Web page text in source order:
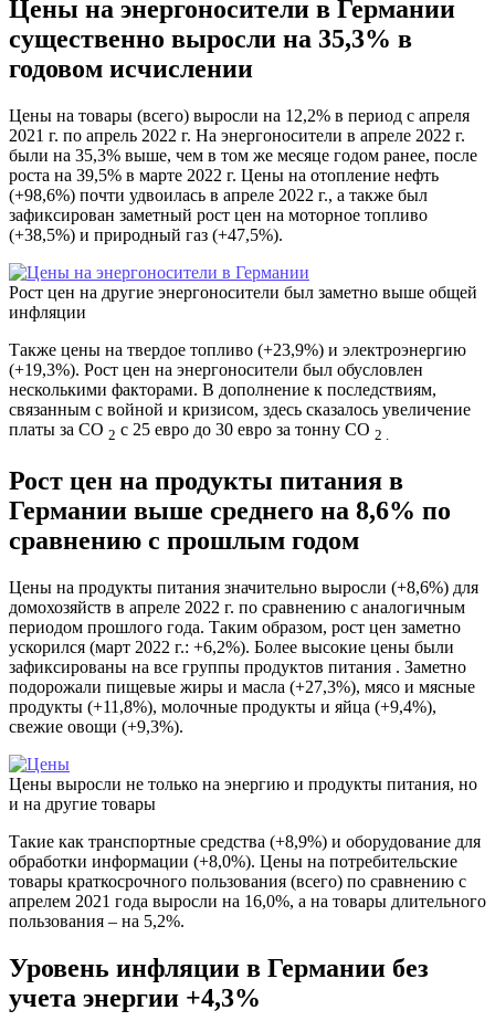
Цены на энергоносители в Германии
существенно выросли на 35,3% в
годовом исчислении
Цены на товары (всего) выросли на 12,2% в период с апреля
2021 г. по апрель 2022 г. На энергоносители в апреле 2022 г.
были на 35,3% выше, чем в том же месяце годом ранее, после
роста на 39,5% в марте 2022 г. Цены на отопление нефть
(+98,6%) почти удвоилась в апреле 2022 г., а также был
зафиксирован заметный рост цен на моторное топливо
(+38,5%) и природный газ (+47,5%).
Рост цен на другие энергоносители был заметно выше общей
инфляции
Также цены на твердое топливо (+23,9%) и электроэнергию
(+19,3%). Рост цен на энергоносители был обусловлен
несколькими факторами. В дополнение к последствиям,
связанным с войной и кризисом, здесь сказалось увеличение
платы за CO 2 с 25 евро до 30 евро за тонну CO 2 .
Рост цен на продукты питания в
Германии выше среднего на 8,6% по
сравнению с прошлым годом
Цены на продукты питания значительно выросли (+8,6%) для
домохозяйств в апреле 2022 г. по сравнению с аналогичным
периодом прошлого года. Таким образом, рост цен заметно
ускорился (март 2022 г.: +6,2%). Более высокие цены были
зафиксированы на все группы продуктов питания . Заметно
подорожали пищевые жиры и масла (+27,3%), мясо и мясные
продукты (+11,8%), молочные продукты и яйца (+9,4%),
свежие овощи (+9,3%).
Цены выросли не только на энергию и продукты питания, но
и на другие товары
Такие как транспортные средства (+8,9%) и оборудование для
обработки информации (+8,0%). Цены на потребительские
товары краткосрочного пользования (всего) по сравнению с
апрелем 2021 года выросли на 16,0%, а на товары длительного
пользования – на 5,2%.
Уровень инфляции в Германии без
учета энергии +4,3%